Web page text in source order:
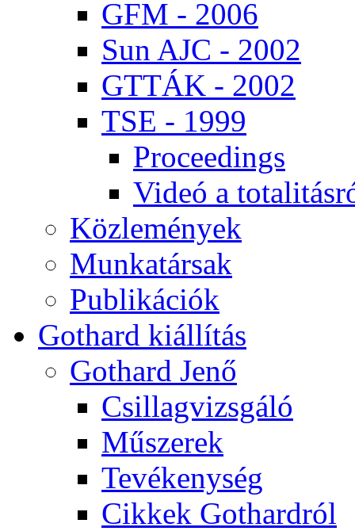
GFM - 2006
Sun AJC - 2002
GT­TÁK - 2002
TSE - 1999
Pro­ce­e­dings
Vi­deó a
Köz­le­mé­nyek
Mun­ka­tár­sak
Pub­li­ká­ci­ók
Got­hard ki­ál­lí­tás
Got­hard Je­nő
Csil­lag­vizs­gá­ló
Mű­sze­rek
Te­vé­keny­ség
Cik­kek Got­hard­ról